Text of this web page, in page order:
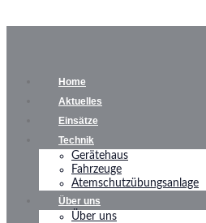
Home
Aktuelles
Einsätze
Technik
Gerätehaus
Fahrzeuge
Atemschutzübungsanlage
Über uns
Über uns